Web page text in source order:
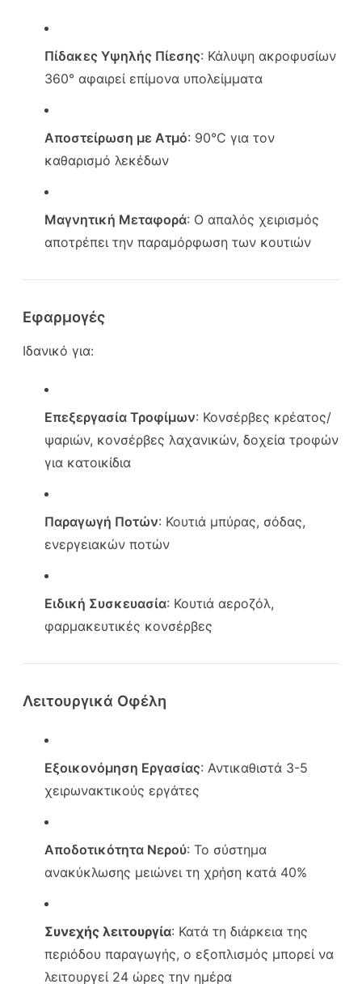
Πίδακες Υψηλής Πίεσης: Κάλυψη ακροφυσίων
360° αφαιρεί επίμονα υπολείμματα
Αποστείρωση με Ατμό: 90°C για τον
καθαρισμό λεκέδων
Μαγνητική Μεταφορά: Ο απαλός χειρισμός
αποτρέπει την παραμόρφωση των κουτιών
Εφαρμογές
Ιδανικό για:
Επεξεργασία Τροφίμων: Κονσέρβες κρέατος/
ψαριών, κονσέρβες λαχανικών, δοχεία τροφών
για κατοικίδια
Παραγωγή Ποτών: Κουτιά μπύρας, σόδας,
ενεργειακών ποτών
Ειδική Συσκευασία: Κουτιά αεροζόλ,
φαρμακευτικές κονσέρβες
Λειτουργικά Οφέλη
Εξοικονόμηση Εργασίας: Αντικαθιστά 3-5
χειρωνακτικούς εργάτες
Αποδοτικότητα Νερού: Το σύστημα
ανακύκλωσης μειώνει τη χρήση κατά 40%
Συνεχής λειτουργία: Κατά τη διάρκεια της
περιόδου παραγωγής, ο εξοπλισμός μπορεί να
λειτουργεί 24 ώρες την ημέρα